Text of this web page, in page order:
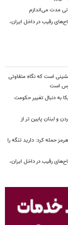
مدت می‌اندازم
رقیب در داخل ایران،
است که نگاه متفاوتی
است
به دنبال تغییر حکومت
ایران در 7کشور عربی/ اردن و لبنان پایین تر از
حمله کرد: دارید تنگه را
رقیب در داخل ایران،